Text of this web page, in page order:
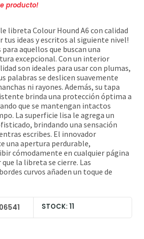
producto!
libreta Colour Hound A6 con calidad
tus ideas y escritos al siguiente nivel!
aquellos que buscan una
excepcional. Con un interior
son ideales para usar con plumas,
palabras se deslicen suavemente
ni rayones. Además, su tapa
brinda una protección óptima a
que se mantengan intactos
La superficie lisa le agrega un
brindando una sensación
escribes. El innovador
una apertura perdurable,
cómodamente en cualquier página
la libreta se cierre. Las
curvos añaden un toque de
STOCK: 11